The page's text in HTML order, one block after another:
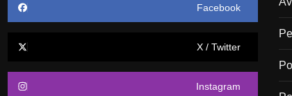
Facebook
X / Twitter
Instagram